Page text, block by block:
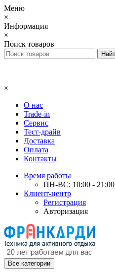
Меню
×
Информация
×
Поиск товаров
×
О нас
Trade-in
Сервис
Тест-драйв
Доставка
Оплата
Контакты
Время работы
ПН-ВС: 10:00 - 21:00
Клиент-центр
Регистрация
Авторизация
Все категории